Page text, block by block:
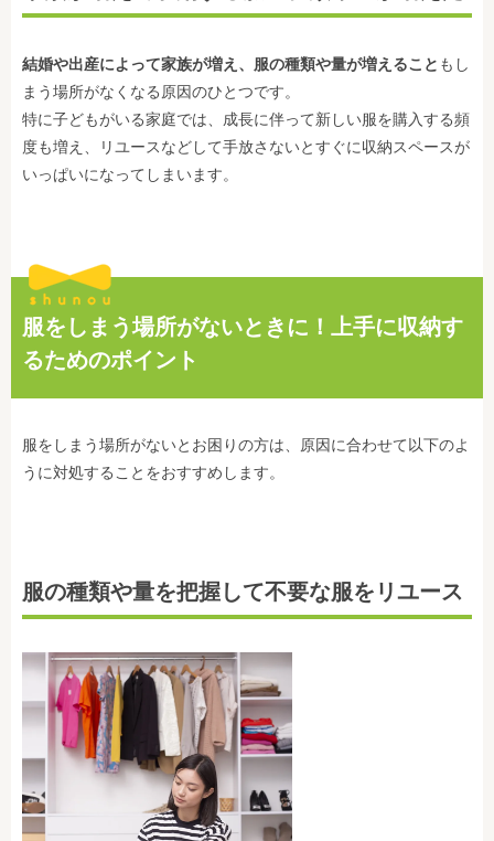
結婚や出産によって家族が増え、服の種類や量が増えること もし
まう場所がなくなる原因のひとつです。
特に子どもがいる家庭では、成長に伴って新しい服を購入する頻
度も増え、リユースなどして手放さないとすぐに収納スペースが
いっぱいになってしまいます。
服をしまう場所がないときに！上手に収納す
るためのポイント
服をしまう場所がないとお困りの方は、原因に合わせて以下のよ
うに対処することをおすすめします。
服の種類や量を把握して不要な服をリユース